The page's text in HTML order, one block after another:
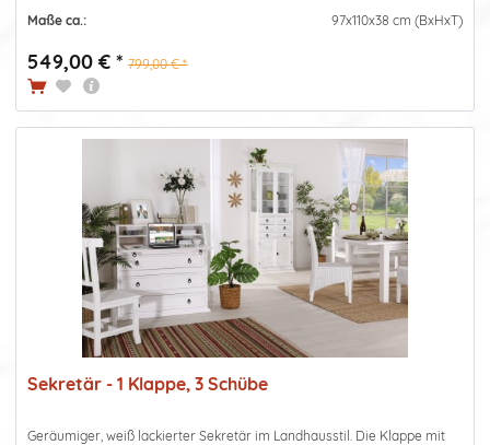
Maße ca.: 97x110x38 cm (BxHxT)
549,00 € * 799,00 € *
Sekretär - 1 Klappe, 3 Schübe
Geräumiger, weiß lackierter Sekretär im Landhausstil. Die Klappe mit